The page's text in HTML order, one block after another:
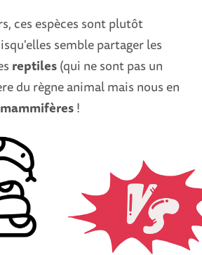
ces espèces sont plutôt
semble partager les
reptiles(qui ne sont pas un
du règne animal mais nous en
mammifères!